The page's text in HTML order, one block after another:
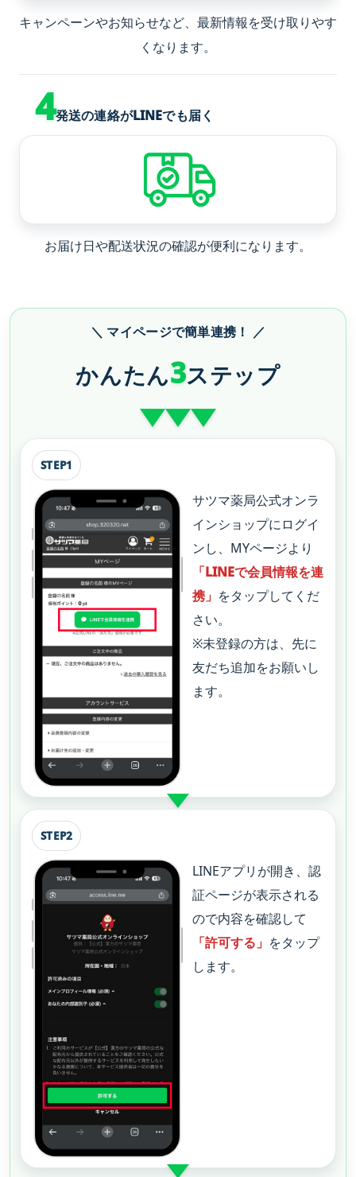
キャンペーンやお知らせなど、最新情報を受け取りやす
くなります。
4発送の連絡がLINEでも届く
お届け日や配送状況の確認が便利になります。
＼ マイページで簡単連携！ ／
かんたん3ステップ
STEP1
サツマ薬局公式オンラ
インショップにログイ
ンし、MYページより
「LINEで会員情報を連
携」 をタップしてくだ
さい。
※未登録の方は、先に
友だち追加をお願いし
ます。
STEP2
LINEアプリが開き、認
証ページが表示される
ので内容を確認して
「許可する」 をタップ
します。